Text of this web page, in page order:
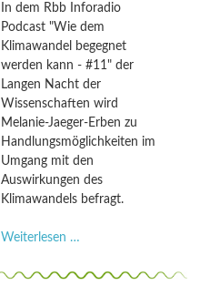
inforadion
des
rbb
In dem Rbb Inforadio
Podcast "Wie dem
Klimawandel begegnet
werden kann - #11" der
Langen Nacht der
Wissenschaften wird
Melanie-Jaeger-Erben zu
Handlungsmöglichkeiten im
Umgang mit den
Auswirkungen des
Klimawandels befragt.
Weiterlesen …
Erben